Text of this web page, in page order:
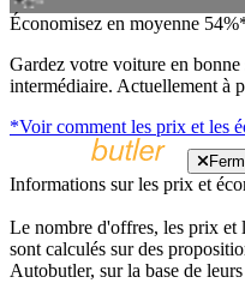
Économisez en moyenne
Gardez votre voiture en
intermédiaire. Actuellement à
*Voir comment les prix et les
Informations sur les prix et
Le nombre d'offres, les prix et
sont calculés sur des
Autobutler, sur la base de